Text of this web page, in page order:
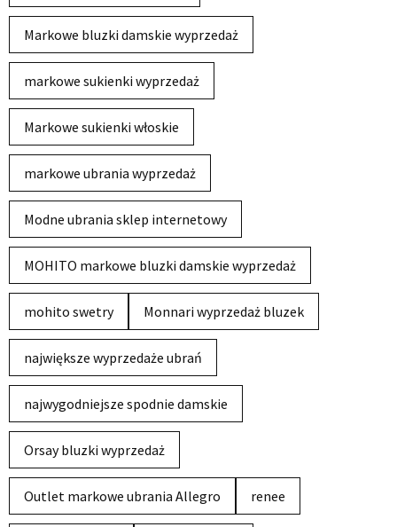
Markowe bluzki damskie wyprzedaż
markowe sukienki wyprzedaż
Markowe sukienki włoskie
markowe ubrania wyprzedaż
Modne ubrania sklep internetowy
MOHITO markowe bluzki damskie wyprzedaż
mohito swetry Monnari wyprzedaż bluzek
największe wyprzedaże ubrań
najwygodniejsze spodnie damskie
Orsay bluzki wyprzedaż
Outlet markowe ubrania Allegro renee